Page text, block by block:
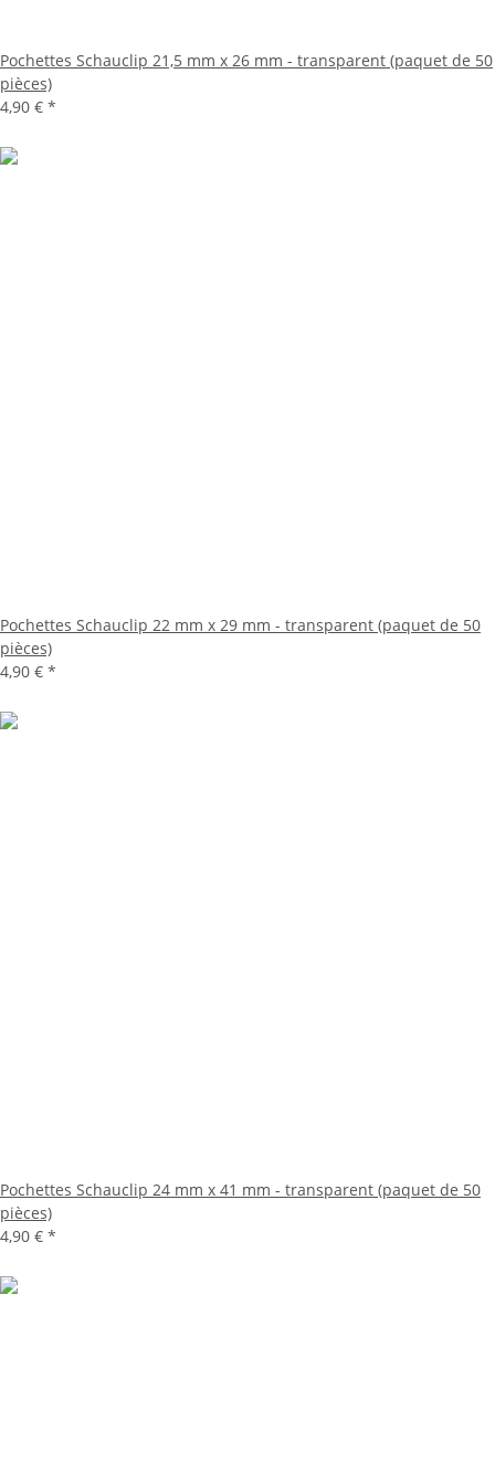
Pochettes Schauclip 21,5 mm x 26 mm - transparent (paquet de 50
pièces)
4,90 € *
Pochettes Schauclip 22 mm x 29 mm - transparent (paquet de 50
pièces)
4,90 € *
Pochettes Schauclip 24 mm x 41 mm - transparent (paquet de 50
pièces)
4,90 € *